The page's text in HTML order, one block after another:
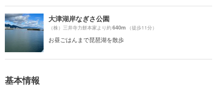
大津湖岸なぎさ公園
（株）三井寺力餅本家より約640m （徒歩11分）
お昼ごはんまで琵琶湖を散歩
基本情報